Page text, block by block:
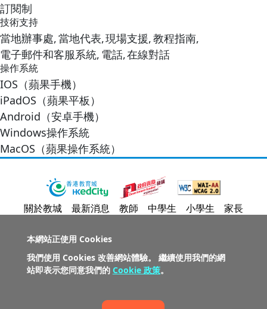
訂閱制
技術支持
當地辦事處,當地代表,現場支援,教程指南,
電子郵件和客服系統, 電話,在線對話
操作系統
IOS（蘋果手機）
iPadOS（蘋果平板）
Android（安卓手機）
Windows操作系統
MacOS（蘋果操作系統）
關於教城 最新消息 教師 中學生 小學生
家長
私隱政策聲明 服務條款
版權及知識產權政策
無障礙網站設計
本網站正使用 Cookies
我們使用 Cookies 改善網站體驗。 繼續使用我們的網
站即表示您同意我們的 Cookie 政策。